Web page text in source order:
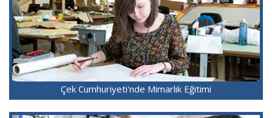
Çek Cumhuriyeti'nde Mimarlık Eğitimi